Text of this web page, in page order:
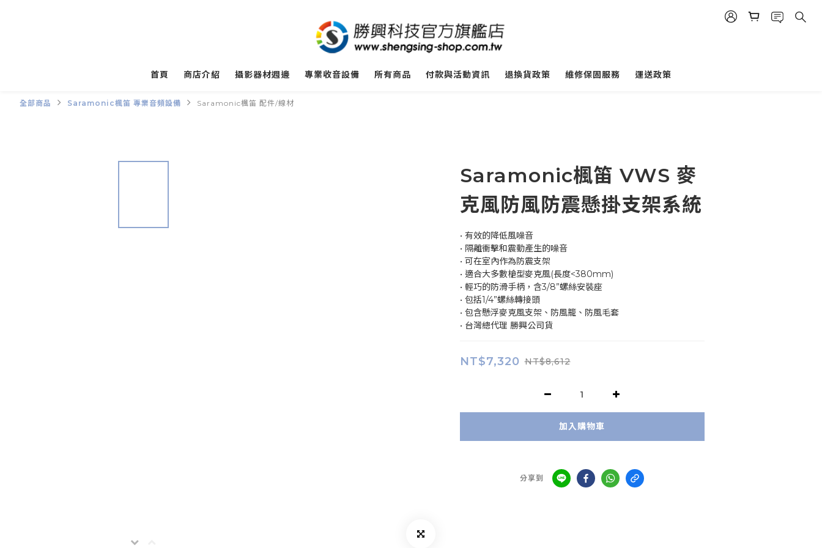
首頁 商店介紹 攝影器材週邊 專業收音設備 所有商品 付款與活動資訊 退換貨政策 維修保固服務 運送政策
全部商品 Saramonic楓笛 專業音頻設備 Saramonic楓笛 配件/線材
Saramonic楓笛 VWS 麥
克風防風防震懸掛支架系統
• 有效的降低風噪音
• 隔離衝擊和震動產生的噪音
• 可在室內作為防震支架
• 適合大多數槍型麥克風(長度<380mm)
• 輕巧的防滑手柄，含3/8”螺絲安裝座
• 包括1/4”螺絲轉接頭
• 包含懸浮麥克風支架、防風籠、防風毛套
• 台灣總代理 勝興公司貨
NT$7,320 NT$8,612
加入購物車
分享到